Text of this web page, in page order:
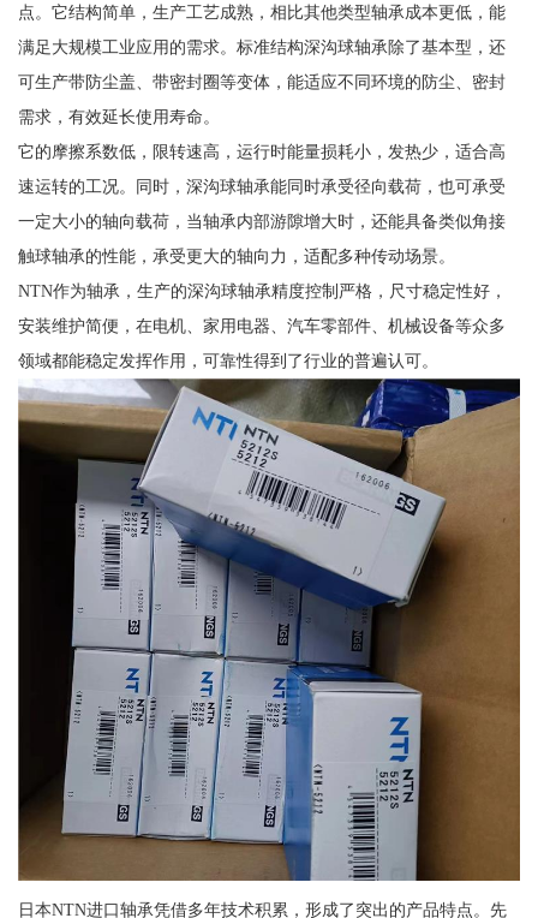
点。它结构简单，生产工艺成熟，相比其他类型轴承成本更低，能
满足大规模工业应用的需求。标准结构深沟球轴承除了基本型，还
可生产带防尘盖、带密封圈等变体，能适应不同环境的防尘、密封
需求，有效延长使用寿命。
它的摩擦系数低，限转速高，运行时能量损耗小，发热少，适合高
速运转的工况。同时，深沟球轴承能同时承受径向载荷，也可承受
一定大小的轴向载荷，当轴承内部游隙增大时，还能具备类似角接
触球轴承的性能，承受更大的轴向力，适配多种传动场景。
NTN作为轴承，生产的深沟球轴承精度控制严格，尺寸稳定性好，
安装维护简便，在电机、家用电器、汽车零部件、机械设备等众多
领域都能稳定发挥作用，可靠性得到了行业的普遍认可。
日本NTN进口轴承凭借多年技术积累，形成了突出的产品特点。先